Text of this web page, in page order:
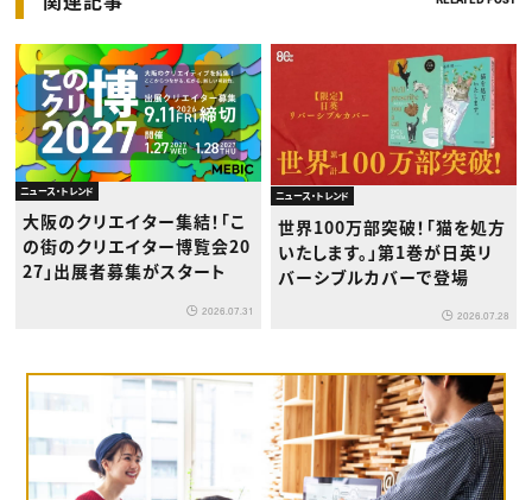
ニュース・トレンド
大阪のクリエイター集結！「こ
の街のクリエイター博覧会20
27」出展者募集がスタート
2026.07.31
ニュース・トレンド
世界100万部突破！「猫を処方
いたします。」第1巻が日英リ
バーシブルカバーで登場
2026.07.28